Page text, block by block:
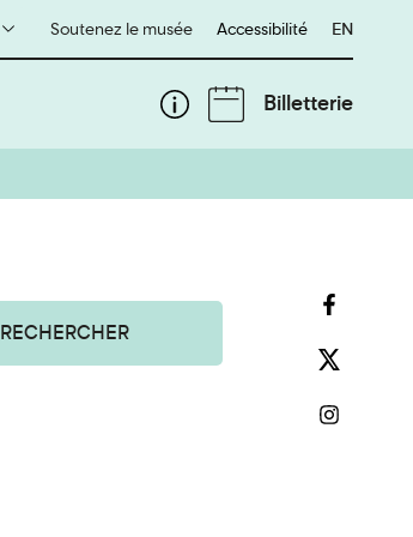
Soutenez le musée Accessibilité English
EN
Billetterie
RECHERCHER